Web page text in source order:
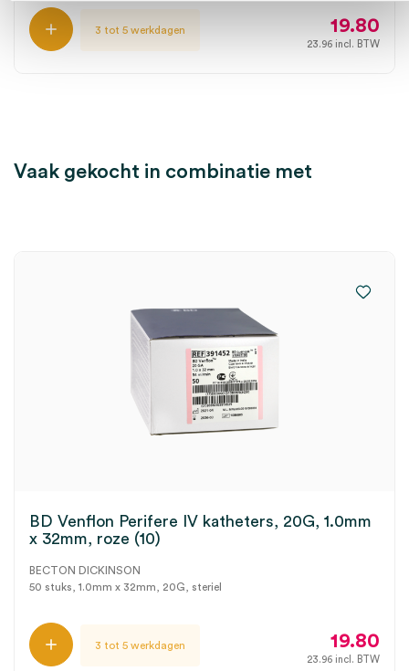
3 tot 5 werkdagen 19.80
23.96 incl. BTW
Vaak gekocht in combinatie met
BD Venflon Perifere IV katheters, 20G, 1.0mm
x 32mm, roze (10)
BECTON DICKINSON
50 stuks, 1.0mm x 32mm, 20G, steriel
3 tot 5 werkdagen 19.80
23.96 incl. BTW